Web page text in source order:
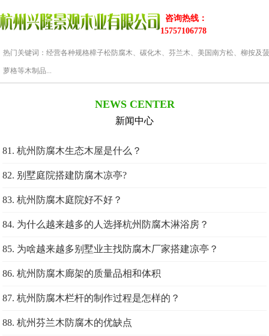
咨询热线：
15757106778
热门关键词：经营各种规格樟子松防腐木、碳化木、芬兰木、美国南方松、柳按及菠
萝格等木制品...
NEWS CENTER
新闻中心
81. 杭州防腐木生态木屋是什么？
82. 别墅庭院搭建防腐木凉亭?
83. 杭州防腐木庭院好不好？
84. 为什么越来越多的人选择杭州防腐木淋浴房？
85. 为啥越来越多别墅业主找防腐木厂家搭建凉亭？
86. 杭州防腐木廊架的质量品相和体积
87. 杭州防腐木栏杆的制作过程是怎样的？
88. 杭州芬兰木防腐木的优缺点